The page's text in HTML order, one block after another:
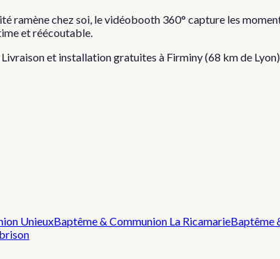
chez soi, le vidéobooth 360° capture les
et réécoutable.
. Livraison et installation gratuites à Firminy(68 km de Lyon).
UnieuxBaptême & Communion La RicamarieBaptême